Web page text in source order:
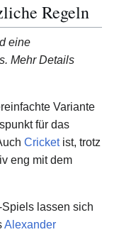
Regeln
eine
Mehr Details
Variante
für das
Cricketist, trotz
eng mit dem
lassen sich
Alexander